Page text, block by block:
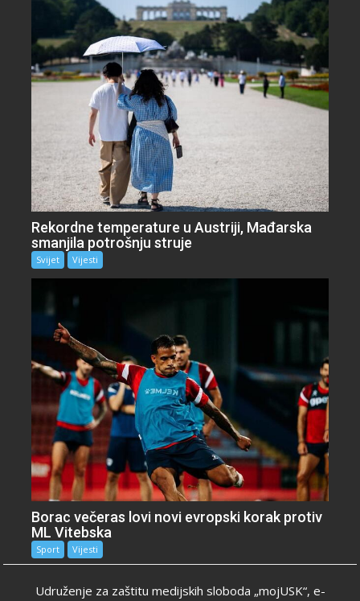
Rekordne temperature u Austriji, Mađarska
smanjila potrošnju struje
Svijet Vijesti
Borac večeras lovi novi evropski korak protiv
ML Vitebska
Sport Vijesti
Udruženje za zaštitu medijskih sloboda „mojUSK“, e-